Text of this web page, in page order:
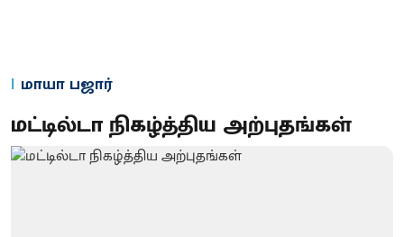
மாயா பஜார்
மட்டில்டா நிகழ்த்திய அற்புதங்கள்